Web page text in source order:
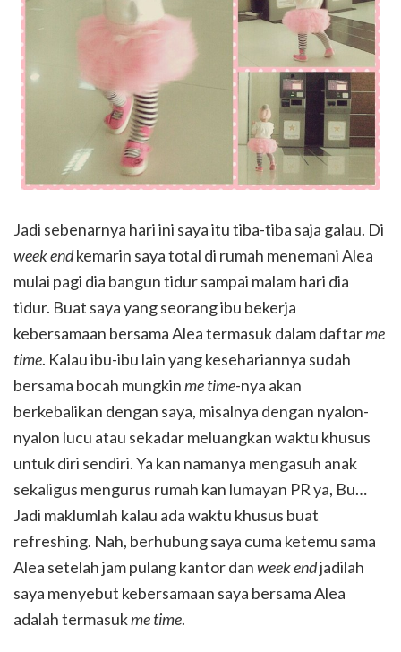
Jadi sebenarnya hari ini saya itu tiba-tiba saja galau. Di
week endkemarin saya total di rumah menemani Alea
mulai pagi dia bangun tidur sampai malam hari dia
tidur. Buat saya yang seorang ibu bekerja
kebersamaan bersama Alea termasuk dalam daftarme
time. Kalau ibu-ibu lain yang kesehariannya sudah
bersama bocah mungkinme time-nya akan
berkebalikan dengan saya, misalnya dengan nyalon-
nyalon lucu atau sekadar meluangkan waktu khusus
untuk diri sendiri. Ya kan namanya mengasuh anak
sekaligus mengurus rumah kan lumayan PR ya, Bu…
Jadi maklumlah kalau ada waktu khusus buat
refreshing. Nah, berhubung saya cuma ketemu sama
Alea setelah jam pulang kantor danweek endjadilah
saya menyebut kebersamaan saya bersama Alea
adalah termasukme time.